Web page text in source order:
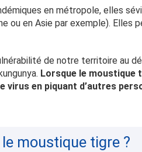
en métropole, elles
ou en Asie par exemple).
de notre territoire au
Lorsque le moustique
en piquant d’autres
moustique tigre ?